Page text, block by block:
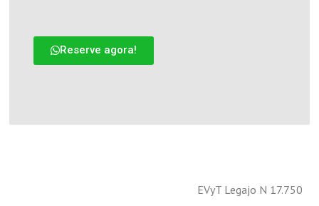
Reserve agora!
EVyT Legajo N 17.750